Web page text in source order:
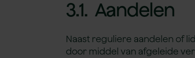
3.1. Aandelen
Naast reguliere aandelen of
door middel van afgeleide